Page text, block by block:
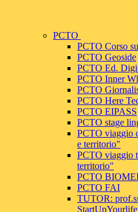
PCTO
PCTO Corso
PCTO Geoside
PCTO Ed.
PCTO Inner
PCTO
PCTO Here
PCTO EIPASS
PCTO stage
PCTO viaggio
e territorio"
PCTO viaggio
territorio"
PCTO
PCTO FAI
TUTOR: